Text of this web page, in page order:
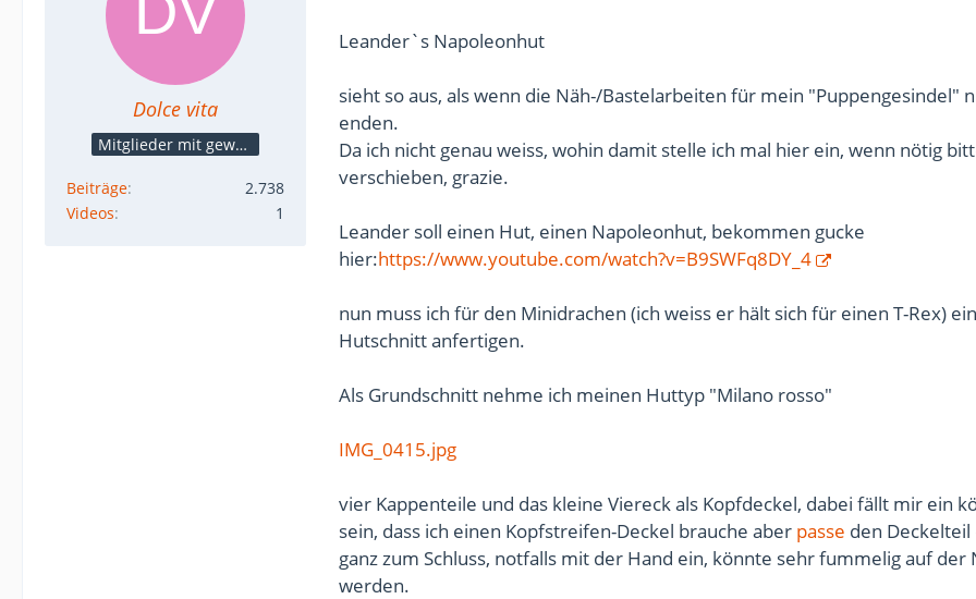
Dolce vita
Mitglieder mit gewerblicher Verbindung, auch als Mitarbeiter/in
Beiträge
2.738
Videos
1
Leander`s Napoleonhut
sieht so aus, als wenn die Näh-/Bastelarbeiten für mein "Puppengesindel"
enden.
Da ich nicht genau weiss, wohin damit stelle ich mal hier ein, wenn nötig
verschieben, grazie.
Leander soll einen Hut, einen Napoleonhut, bekommen gucke
hier:https://www.youtube.com/watch?v=B9SWFq8DY_4
nun muss ich für den Minidrachen (ich weiss er hält sich für einen T-Rex)
Hutschnitt anfertigen.
Als Grundschnitt nehme ich meinen Huttyp "Milano rosso"
IMG_0415.jpg
vier Kappenteile und das kleine Viereck als Kopfdeckel, dabei fällt mir ein
sein, dass ich einen Kopfstreifen-Deckel brauche aber passe den
ganz zum Schluss, notfalls mit der Hand ein, könnte sehr fummelig auf der
werden.